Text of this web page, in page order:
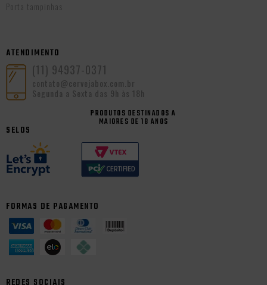
Porta tampinhas
ATENDIMENTO
(11) 94937-0371
contato@cervejabox.com.br
Segunda a Sexta das 9h às 18h
PRODUTOS DESTINADOS A
MAIORES DE 18 ANOS
SELOS
FORMAS DE PAGAMENTO